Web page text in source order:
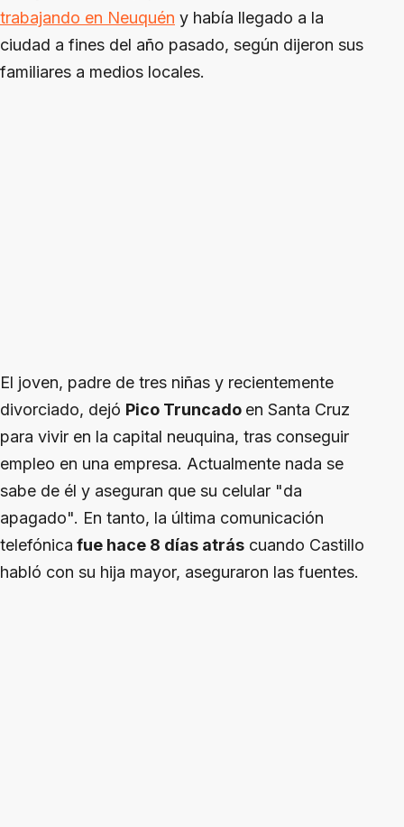
trabajando en Neuquén y había llegado a la
ciudad a fines del año pasado, según dijeron sus
familiares a medios locales.
El joven, padre de tres niñas y recientemente
divorciado, dejó Pico Truncado en Santa Cruz
para vivir en la capital neuquina, tras conseguir
empleo en una empresa. Actualmente nada se
sabe de él y aseguran que su celular "da
apagado". En tanto, la última comunicación
telefónica fue hace 8 días atrás cuando Castillo
habló con su hija mayor, aseguraron las fuentes.